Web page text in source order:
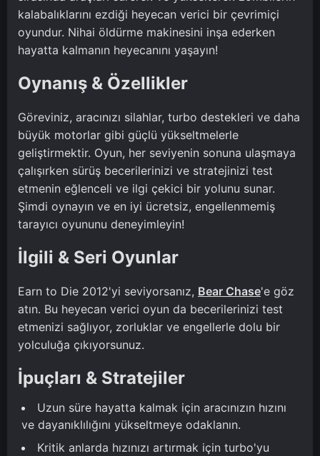
kalabalıklarını ezdiği heyecan verici bir çevrimiçi
oyundur. Nihai öldürme makinesini inşa ederken
hayatta kalmanın heyecanını yaşayın!
Oynanış & Özellikler
Göreviniz, aracınızı silahlar, turbo destekleri ve daha
büyük motorlar gibi güçlü yükseltmelerle
geliştirmektir. Oyun, her seviyenin sonuna ulaşmaya
çalışırken sürüş becerilerinizi ve stratejinizi test
etmenin eğlenceli ve ilgi çekici bir yolunu sunar.
Şimdi oynayın ve en iyi ücretsiz, engellenmemiş
tarayıcı oyununu deneyimleyin!
İlgili & Seri Oyunlar
Earn to Die 2012'yi seviyorsanız, Bear Chase'e göz
atın. Bu heyecan verici oyun da becerilerinizi test
etmenizi sağlıyor, zorluklar ve engellerle dolu bir
yolculuğa çıkıyorsunuz.
İpuçları & Stratejiler
Uzun süre hayatta kalmak için aracınızın hızını
ve dayanıklılığını yükseltmeye odaklanın.
Kritik anlarda hızınızı artırmak için turbo'yu